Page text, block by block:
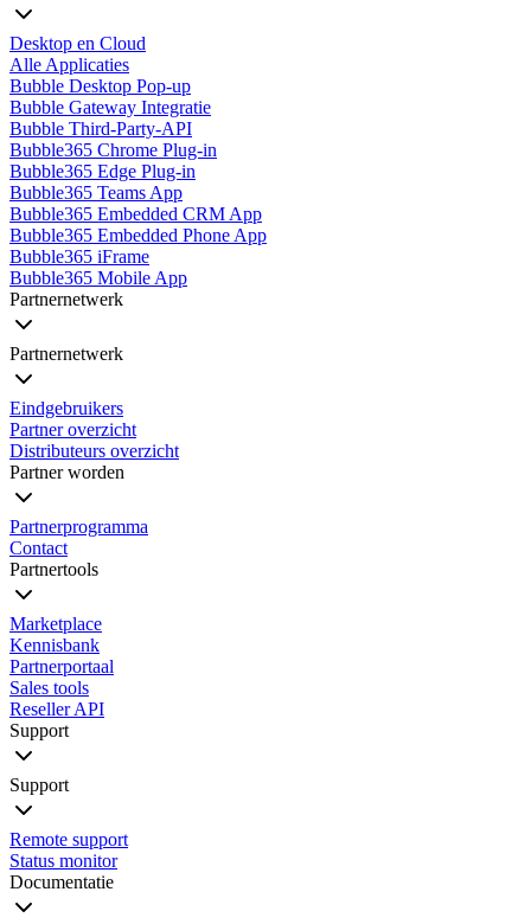
Desktop en Cloud
Alle Applicaties
Bubble Desktop Pop-up
Bubble Gateway Integratie
Bubble Third-Party-API
Bubble365 Chrome Plug-in
Bubble365 Edge Plug-in
Bubble365 Teams App
Bubble365 Embedded CRM App
Bubble365 Embedded Phone App
Bubble365 iFrame
Bubble365 Mobile App
Partnernetwerk
Partnernetwerk
Eindgebruikers
Partner overzicht
Distributeurs overzicht
Partner worden
Partnerprogramma
Contact
Partnertools
Marketplace
Kennisbank
Partnerportaal
Sales tools
Reseller API
Support
Support
Remote support
Status monitor
Documentatie